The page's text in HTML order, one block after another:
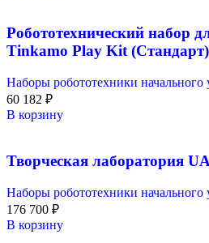
Робототехнический набор
Tinkamo Play Kit (Стандарт)
Наборы робототехники начального
60 182 ₽
В корзину
Творческая лаборатория
Наборы робототехники начального
176 700 ₽
В корзину